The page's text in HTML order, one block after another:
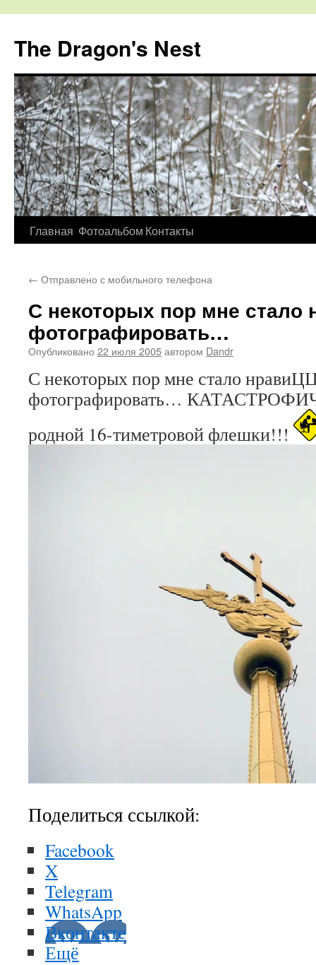
The Dragon's Nest
Перейти
содержимому
Главная Фотоальбом Контакты
← Отправлено с мобильного телефона
С некоторых пор мне стало
фотографировать…
Опубликовано 22 июля 2005автором Dandr
С некоторых пор мне стало
фотографировать…
родной 16-тиметровой флешки!!!
Поделиться ссылкой:
Facebook
X
Telegram
WhatsApp
Вконтакте
Ещё